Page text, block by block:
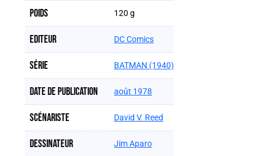
Poids 120 g
Editeur DC Comics
Série BATMAN (1940)
Date de publication août 1978
Scénariste David V. Reed
Dessinateur Jim Aparo